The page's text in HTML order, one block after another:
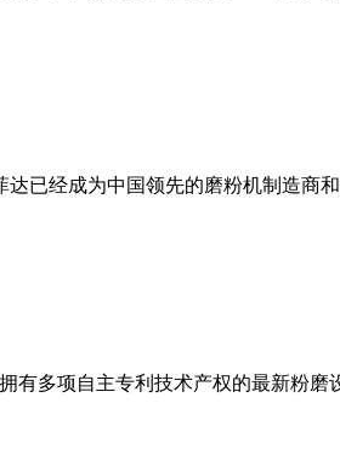
已经成为中国领先的磨粉机制造
有多项自主专利技术产权的最新粉